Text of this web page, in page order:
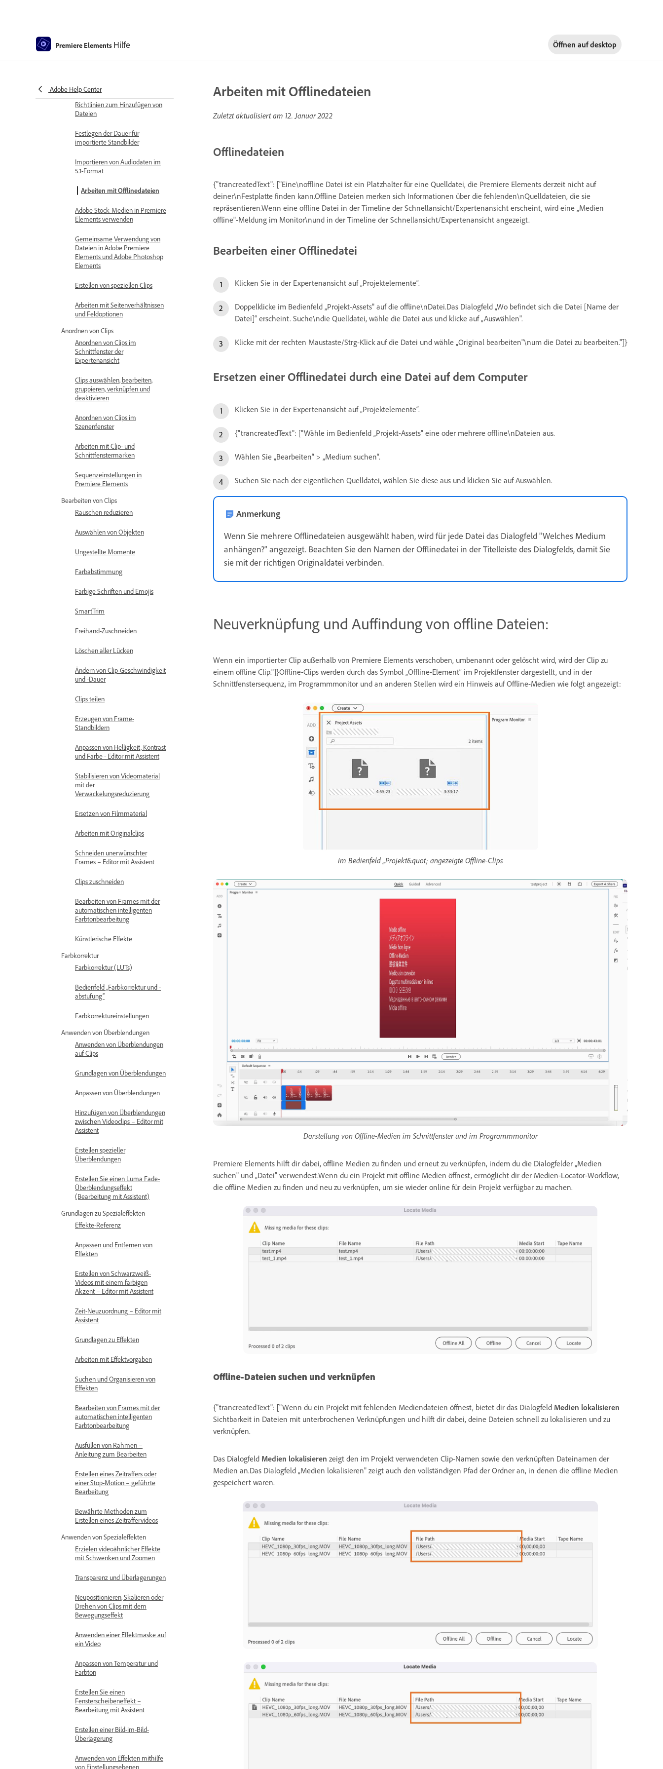
Premiere Elements Hilfe Öffnen aufdesktop
Adobe Help Center
Hinzufügen von Medien
Richtlinien zum Hinzufügen von
Dateien
Festlegen der Dauer für
importierte Standbilder
Importieren von Audiodaten im
5.1-Format
Arbeiten mit Offlinedateien
Adobe Stock-Medien in Premiere
Elements verwenden
Gemeinsame Verwendung von
Dateien in Adobe Premiere
Elements und Adobe Photoshop
Elements
Erstellen von speziellen Clips
Arbeiten mit Seitenverhältnissen
und Feldoptionen
Anordnen von Clips
Anordnen von Clips im
Schnittfenster der
Expertenansicht
Clips auswählen, bearbeiten,
gruppieren, verknüpfen und
deaktivieren
Anordnen von Clips im
Szenenfenster
Arbeiten mit Clip- und
Schnittfenstermarken
Sequenzeinstellungen in
Premiere Elements
Bearbeiten von Clips
Rauschen reduzieren
Auswählen von Objekten
Ungestellte Momente
Farbabstimmung
Farbige Schriften und Emojis
SmartTrim
Freihand-Zuschneiden
Löschen aller Lücken
Ändern von Clip-Geschwindigkeit
und -Dauer
Clips teilen
Erzeugen von Frame-
Standbildern
Anpassen von Helligkeit, Kontrast
und Farbe - Editor mit Assistent
Stabilisieren von Videomaterial
mit der
Verwackelungsreduzierung
Ersetzen von Filmmaterial
Arbeiten mit Originalclips
Schneiden unerwünschter
Frames – Editor mit Assistent
Clips zuschneiden
Bearbeiten von Frames mit der
automatischen intelligenten
Farbtonbearbeitung
Künstlerische Effekte
Farbkorrektur
Farbkorrektur (LUTs)
Bedienfeld „Farbkorrektur und -
abstufung“
Farbkorrektureinstellungen
Anwenden von Überblendungen
Anwenden von Überblendungen
auf Clips
Grundlagen von Überblendungen
Anpassen von Überblendungen
Hinzufügen von Überblendungen
zwischen Videoclips – Editor mit
Assistent
Erstellen spezieller
Überblendungen
Erstellen Sie einen Luma Fade-
Überblendungseffekt
(Bearbeitung mit Assistent)
Grundlagen zu Spezialeffekten
Effekte-Referenz
Anpassen und Entfernen von
Effekten
Erstellen von Schwarzweiß-
Videos mit einem farbigen
Akzent – Editor mit Assistent
Zeit-Neuzuordnung – Editor mit
Assistent
Grundlagen zu Effekten
Arbeiten mit Effektvorgaben
Suchen und Organisieren von
Effekten
Bearbeiten von Frames mit der
automatischen intelligenten
Farbtonbearbeitung
Ausfüllen von Rahmen –
Anleitung zum Bearbeiten
Erstellen eines Zeitraffers oder
einer Stop-Motion – geführte
Bearbeitung
Bewährte Methoden zum
Erstellen eines Zeitraffervideos
Anwenden von Spezialeffekten
Erzielen videoähnlicher Effekte
mit Schwenken und Zoomen
Transparenz und Überlagerungen
Neupositionieren, Skalieren oder
Drehen von Clips mit dem
Bewegungseffekt
Anwenden einer Effektmaske auf
ein Video
Anpassen von Temperatur und
Farbton
Erstellen Sie einen
Fensterscheibeneffekt –
Bearbeitung mit Assistent
Erstellen einer Bild-im-Bild-
Überlagerung
Anwenden von Effekten mithilfe
von Einstellungsebenen
Arbeiten mit Offlinedateien
Zuletzt aktualisiert am 12. Januar 2022
Offlinedateien
{"trancreatedText": ["Eine\noffline Datei ist ein Platzhalter für eine Quelldatei, die Premiere Elements derzeit nicht auf
deiner\nFestplatte finden kann.Offline Dateien merken sich Informationen über die fehlenden\nQuelldateien, die sie
repräsentieren.Wenn eine offline Datei in der Timeline der Schnellansicht/Expertenansicht erscheint, wird eine „Medien
offline"-Meldung im Monitor\nund in der Timeline der Schnellansicht/Expertenansicht angezeigt.
Bearbeiten einer Offlinedatei
Klicken Sie in der Expertenansicht auf „Projektelemente“.
Doppelklicke im Bedienfeld „Projekt-Assets" auf die offline\nDatei.Das Dialogfeld „Wo befindet sich die Datei [Name der
Datei]“ erscheint. Suche\ndie Quelldatei, wähle die Datei aus und klicke auf „Auswählen".
Klicke mit der rechten Maustaste/Strg-Klick auf die Datei und wähle „Original bearbeiten"\num die Datei zu bearbeiten."]}
Ersetzen einer Offlinedatei durch eine Datei auf dem Computer
Klicken Sie in der Expertenansicht auf „Projektelemente“.
{"trancreatedText": ["Wähle im Bedienfeld „Projekt-Assets" eine oder mehrere offline\nDateien aus.
Wählen Sie „Bearbeiten“ > „Medium suchen“.
Suchen Sie nach der eigentlichen Quelldatei, wählen Sie diese aus und klicken Sie auf Auswählen.
Anmerkung
Wenn Sie mehrere Offlinedateien ausgewählt haben, wird für jede Datei das Dialogfeld "Welches Medium
anhängen?" angezeigt. Beachten Sie den Namen der Offlinedatei in der Titelleiste des Dialogfelds, damit Sie
sie mit der richtigen Originaldatei verbinden.
Neuverknüpfung und Auffindung von offline Dateien:
Wenn ein importierter Clip außerhalb von Premiere Elements verschoben, umbenannt oder gelöscht wird, wird der Clip zu
einem offline Clip."]}Offline-Clips werden durch das Symbol „Offline-Element“ im Projektfenster dargestellt, und in der
Schnittfenstersequenz, im Programmmonitor und an anderen Stellen wird ein Hinweis auf Offline-Medien wie folgt angezeigt:
Im Bedienfeld „Projekt&quot; angezeigte Offline-Clips
Darstellung von Offline-Medien im Schnittfenster und im Programmmonitor
Premiere Elements hilft dir dabei, offline Medien zu finden und erneut zu verknüpfen, indem du die Dialogfelder „Medien
suchen" und „Datei" verwendest.Wenn du ein Projekt mit offline Medien öffnest, ermöglicht dir der Medien-Locator-Workflow,
die offline Medien zu finden und neu zu verknüpfen, um sie wieder online für dein Projekt verfügbar zu machen.
Offline-Dateien suchen und verknüpfen
{"trancreatedText": ["Wenn du ein Projekt mit fehlenden Mediendateien öffnest, bietet dir das Dialogfeld Medien lokalisieren
Sichtbarkeit in Dateien mit unterbrochenen Verknüpfungen und hilft dir dabei, deine Dateien schnell zu lokalisieren und zu
verknüpfen.
Das Dialogfeld Medien lokalisieren zeigt den im Projekt verwendeten Clip-Namen sowie den verknüpften Dateinamen der
Medien an.Das Dialogfeld „Medien lokalisieren" zeigt auch den vollständigen Pfad der Ordner an, in denen die offline Medien
gespeichert waren.